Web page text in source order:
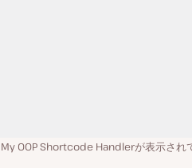
OOP Shortcode Handlerが表示され